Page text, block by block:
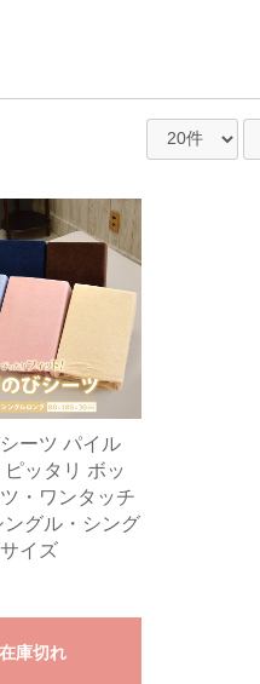
ーツ パイル
ッタリ ボッ
・ワンタッチ
グル・シング
イズ
庫切れ